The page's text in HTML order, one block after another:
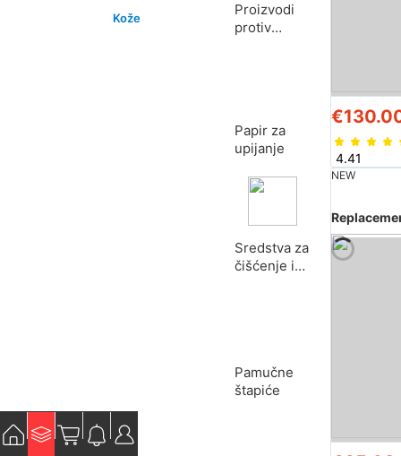
Kože
Proizvodi
protiv
Papir za
upijanje
Sredstva za
čišćenje i
Pamučne
štapiće
4.41
NEW